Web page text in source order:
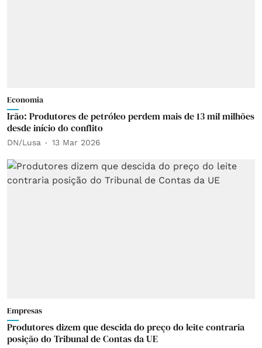
Economia
Irão: Produtores de petróleo perdem mais de 13 mil milhões
desde início do conflito
DN/Lusa 13 Mar 2026
Empresas
Produtores dizem que descida do preço do leite contraria
posição do Tribunal de Contas da UE